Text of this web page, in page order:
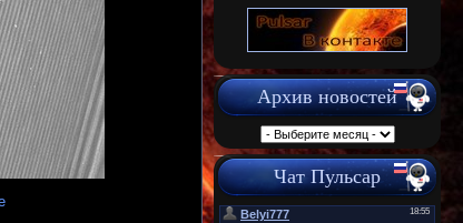
Архив новостей
Чат Пульсар